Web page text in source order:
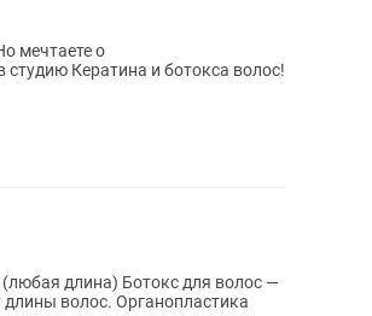
мечтаете о
Кератина и ботокса волос!